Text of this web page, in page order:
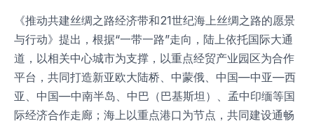
《推动共建丝绸之路经济带和21世纪海上丝绸之路的愿景
与行动》提出，根据“一带一路”走向，陆上依托国际大通
道，以相关中心城市为支撑，以重点经贸产业园区为合作
平台，共同打造新亚欧大陆桥、中蒙俄、中国—中亚—西
亚、中国—中南半岛、中巴（巴基斯坦）、孟中印缅等国
际经济合作走廊；海上以重点港口为节点，共同建设通畅